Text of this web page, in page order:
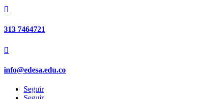

313 7464721

info@edesa.edu.co
Seguir